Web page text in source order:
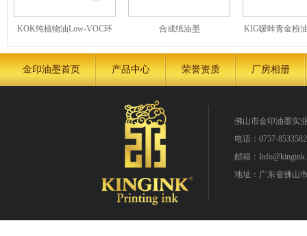
KOK纯植物油Low-VOC环
合成纸油墨
KIG嗳咔青金粉
金印油墨首页 产品中心 荣誉资质 厂房相册
佛山市金印油墨实
电话：0757-
邮箱：
地址：广东省佛山